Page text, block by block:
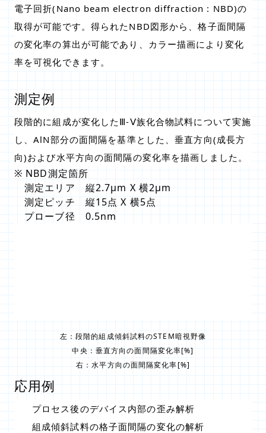
電子回折(Nano beam electron diffraction : NBD)の
取得が可能です。得られたNBD図形から、格子面間隔
の変化率の算出が可能であり、カラー描画により変化
率を可視化できます。
測定例
段階的に組成が変化したⅢ-Ⅴ族化合物試料について実施
し、AlN部分の面間隔を基準とした、垂直方向(成長方
向)および水平方向の面間隔の変化率を描画しました。
※ NBD測定箇所
測定エリア 縦2.7μm X 横2μm
測定ピッチ 縦15点 X 横5点
プローブ径 0.5nm
左：段階的組成傾斜試料のSTEM暗視野像
中央：垂直方向の面間隔変化率[%]
右：水平方向の面間隔変化率[%]
応用例
プロセス後のデバイス内部の歪み解析
組成傾斜試料の格子面間隔の変化の解析